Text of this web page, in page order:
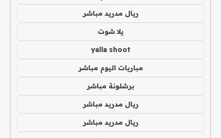
ريال مدريد مباشر
يلا شوت
yalla shoot
مباريات اليوم مباشر
برشلونة مباشر
ريال مدريد مباشر
ريال مدريد مباشر